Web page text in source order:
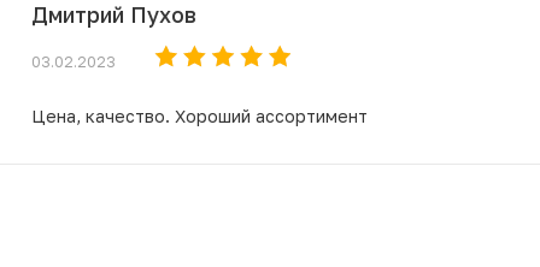
Дмитрий Пухов
03.02.2023
Цена, качество. Хороший ассортимент